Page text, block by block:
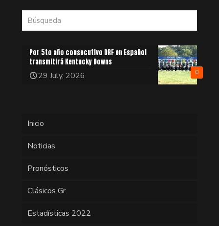
0
Por 5to año consecutivo DRF en Español
transmitirá Kentucky Downs
29 July, 2026
Inicio
Noticias
Pronósticos
Clásicos Gr.
Estadísticas 2022